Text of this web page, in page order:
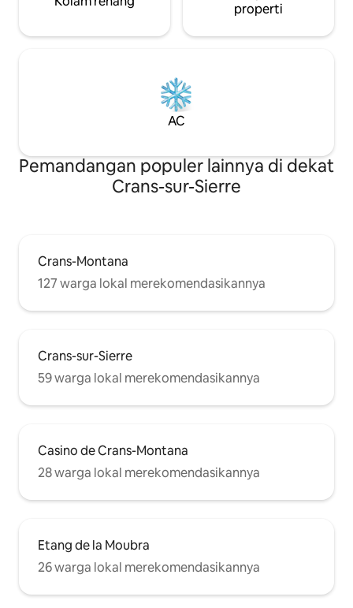
properti
AC
Pemandangan populer lainnya di dekat
Crans-sur-Sierre
Crans-Montana
127 warga lokal merekomendasikannya
Crans-sur-Sierre
59 warga lokal merekomendasikannya
Casino de Crans-Montana
28 warga lokal merekomendasikannya
Etang de la Moubra
26 warga lokal merekomendasikannya